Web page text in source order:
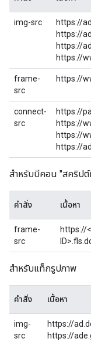
img-src
https://
https://
https://
https://
frame-
src
https://
connect-
src
https://
https://
https://
https://
สำหรับบีคอน "สคริปต์
คำสั่ง เนื้อหา
frame-
src
https://
สำหรับแท็กรูปภาพ
คำสั่ง เนื้อหา
img-
src
https://
https://